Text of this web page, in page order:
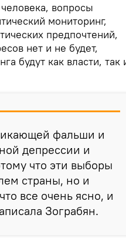
вопросы
мониторинг,
предпочтений,
нет и не будет,
будут как власти, так
фальши и
депрессии и
что эти выборы
страны, но и
все очень ясно, и
Зограбян.